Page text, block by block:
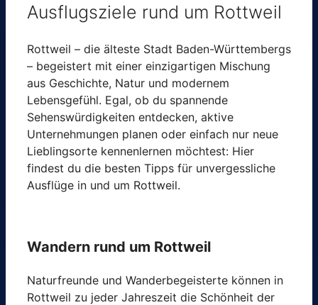
Ausflugsziele rund um Rottweil
Rottweil – die älteste Stadt Baden-Württembergs
– begeistert mit einer einzigartigen Mischung
aus Geschichte, Natur und modernem
Lebensgefühl. Egal, ob du spannende
Sehenswürdigkeiten entdecken, aktive
Unternehmungen planen oder einfach nur neue
Lieblingsorte kennenlernen möchtest: Hier
findest du die besten Tipps für unvergessliche
Ausflüge in und um Rottweil.
Wandern rund um Rottweil
Naturfreunde und Wanderbegeisterte können in
Rottweil zu jeder Jahreszeit die Schönheit der